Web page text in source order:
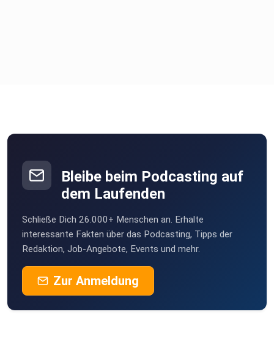
Bleibe beim Podcasting auf
dem Laufenden
Schließe Dich 26.000+ Menschen an. Erhalte
interessante Fakten über das Podcasting, Tipps der
Redaktion, Job-Angebote, Events und mehr.
Zur Anmeldung